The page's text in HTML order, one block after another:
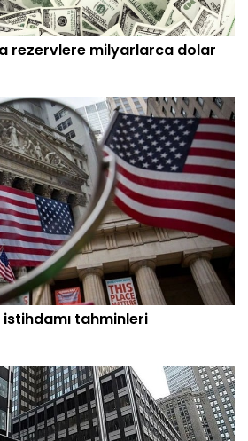
rezervlere milyarlarca dolar
tahminleri